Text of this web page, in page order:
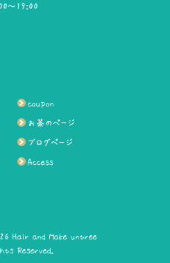
～19:00
coupon
お茶のページ
ブログページ
Access
Hair and Make untree
Reserved.